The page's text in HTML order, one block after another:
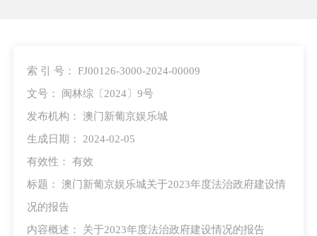
索 引 号： FJ00126-3000-2024-00009
文号： 闽林综〔2024〕9号
发布机构： 澳门新葡京娱乐城
生成日期： 2024-02-05
有效性： 有效
标题： 澳门新葡京娱乐城关于2023年度法治政府建设情
况的报告
内容概述： 关于2023年度法治政府建设情况的报告